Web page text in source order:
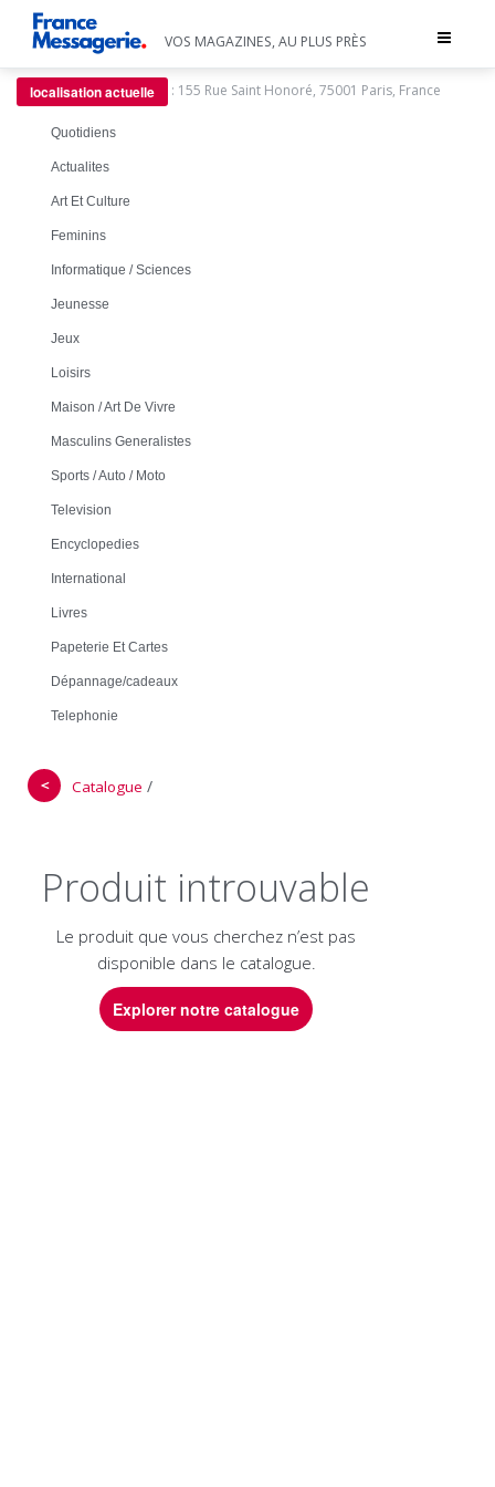
Toggle
VOS MAGAZINES, AU PLUS PRÈS
localisation actuelle : 155 Rue Saint Honoré, 75001 Paris, France
Quotidiens
Actualites
Art Et Culture
Feminins
Informatique / Sciences
Jeunesse
Jeux
Loisirs
Maison / Art De Vivre
Masculins Generalistes
Sports / Auto / Moto
Television
Encyclopedies
International
Livres
Papeterie Et Cartes
Dépannage/cadeaux
Telephonie
＜ Catalogue /
Produit introuvable
Le produit que vous cherchez n’est pas
disponible dans le catalogue.
Explorer notre catalogue